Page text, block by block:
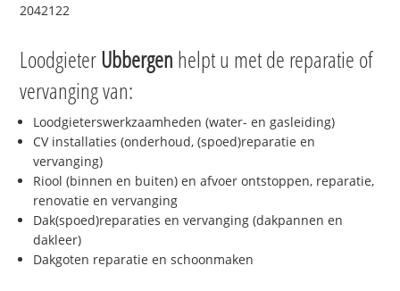
2042122
LoodgieterUbbergen helpt u met de reparatie of
vervanging van:
Loodgieterswerkzaamheden (water- en gasleiding)
CV installaties (onderhoud, (spoed)reparatie en
vervanging)
Riool (binnen en buiten) en afvoer ontstoppen, reparatie,
renovatie en vervanging
Dak(spoed)reparaties en vervanging (dakpannen en
dakleer)
Dakgoten reparatie en schoonmaken